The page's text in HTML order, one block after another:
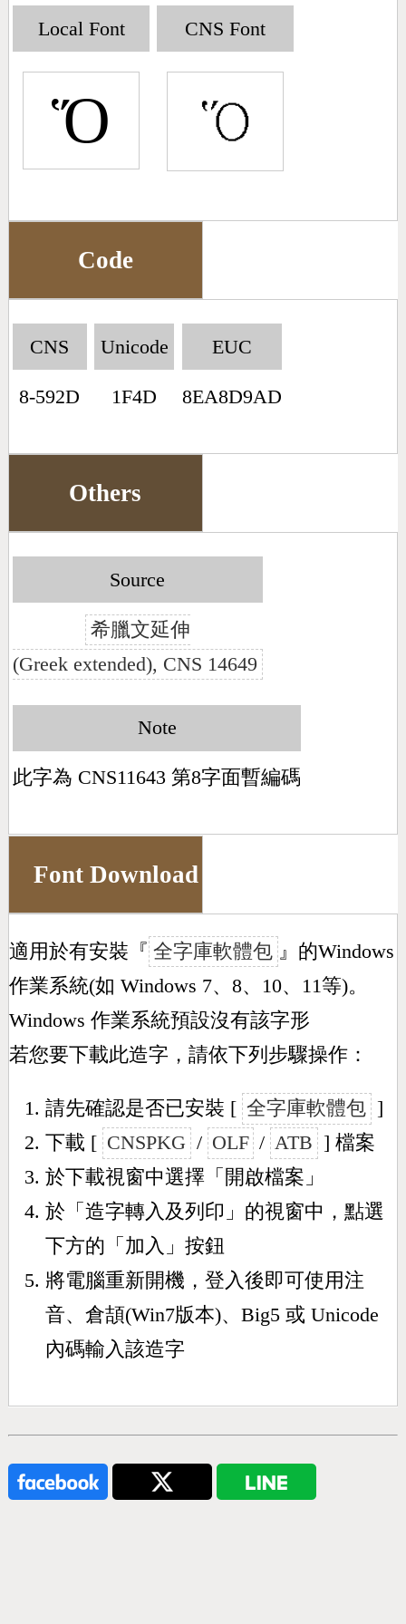
Big5 Query Pinyin Query
Pinyin Word Index
Local Font
Ὅ
CNS Font
Code
CNS
8-592D
Unicode
1F4D
EUC
8EA8D9AD
Others
Source
希臘文延伸
(Greek extended), CNS 14649
Note
此字為 CNS11643 第8字面暫編碼
Font Download
適用於有安裝『 全字庫軟體包 』的Windows
作業系統(如 Windows 7、8、10、11等)。
Windows 作業系統預設沒有該字形
若您要下載此造字，請依下列步驟操作：
請先確認是否已安裝 [ 全字庫軟體包 ]
下載 [ CNSPKG / OLF / ATB ] 檔案
於下載視窗中選擇「開啟檔案」
於「造字轉入及列印」的視窗中，點選
下方的「加入」按鈕
將電腦重新開機，登入後即可使用注
音、倉頡(Win7版本)、Big5 或 Unicode
內碼輸入該造字